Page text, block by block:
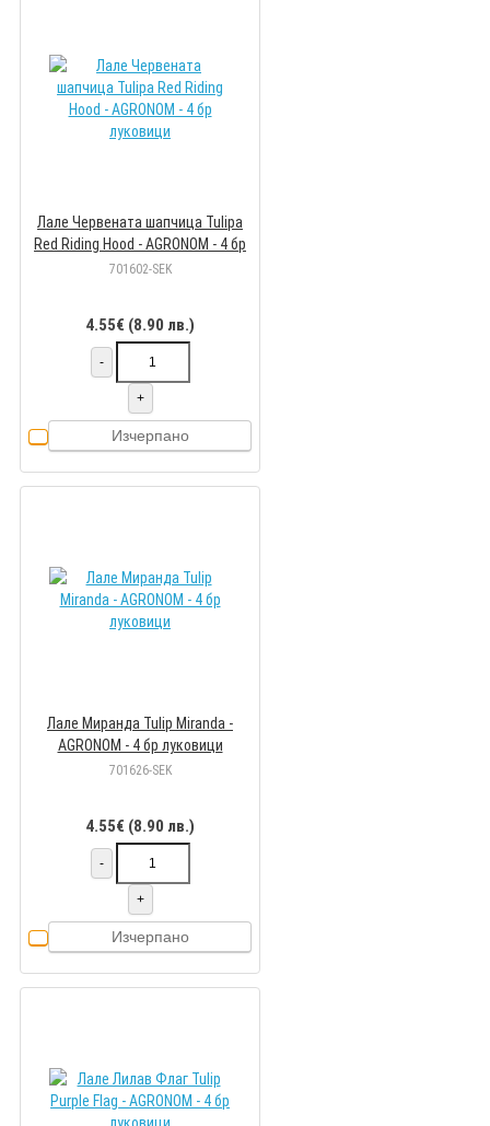
Лале Червената шапчица Tulipa
Red Riding Hood - AGRONOM - 4 бр
луковици
701602-SEK
4.55€ (8.90 лв.)
-
+
Изчерпано
Лале Миранда Tulip Miranda -
AGRONOM - 4 бр луковици
701626-SEK
4.55€ (8.90 лв.)
-
+
Изчерпано